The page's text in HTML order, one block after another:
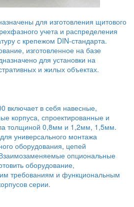
для изготовления щитового
учета и распределения
с крепежом DIN-стандарта.
изготовленное на базе
для установки на
и жилых объектах.
включает в себя навесные,
корпуса, спроектированные и
толщиной 0,8мм и 1,2мм, 1,5мм.
универсального монтажа
оборудования, цепей
опциональные
оборудование,
требованиям и функциональным
серии.